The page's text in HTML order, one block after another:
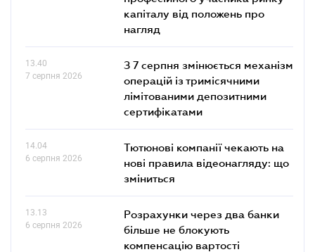
капіталу від положень про
нагляд
13.40
7 серпня 2026
З 7 серпня змінюється механізм
операцій із тримісячними
лімітованими депозитними
сертифікатами
14.04
6 серпня 2026
Тютюнові компанії чекають на
нові правила відеонагляду: що
зміниться
13.13
6 серпня 2026
Розрахунки через два банки
більше не блокують
компенсацію вартості